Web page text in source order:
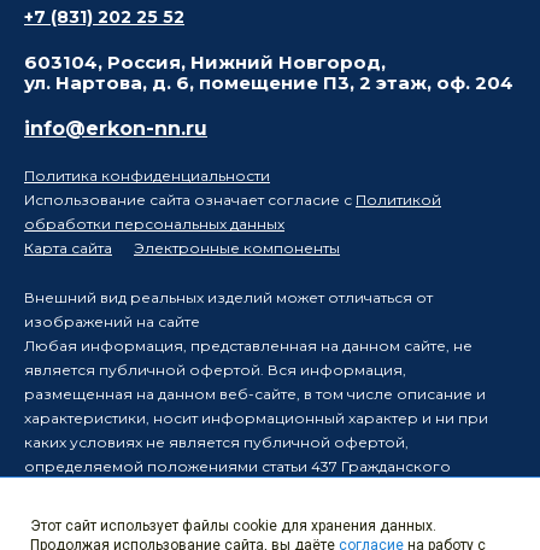
+7 (831) 202 25 52
603104, Россия, Нижний Новгород,
ул. Нартова, д. 6, помещение П3, 2 этаж, оф. 204
info@erkon-nn.ru
Политика конфиденциальности
Использование сайта означает согласие с Политикой
обработки персональных данных
Карта сайта
Электронные компоненты
Внешний вид реальных изделий может отличаться от
изображений на сайте
Любая информация, представленная на данном сайте, не
является публичной офертой. Вся информация,
размещенная на данном веб-сайте, в том числе описание и
характеристики, носит информационный характер и ни при
каких условиях не является публичной офертой,
определяемой положениями статьи 437 Гражданского
Производитель оставляет за собой право в одностороннем
порядке вносить изменения в информацию, размещенную на
Этот сайт использует файлы cookie для хранения данных.
Продолжая использование сайта, вы даёте согласие на работу с